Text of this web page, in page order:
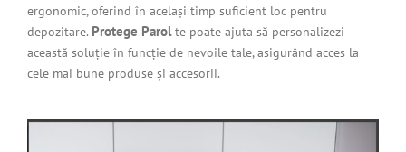
ergonomic, oferind în același timp suficient loc pentru
depozitare. Protege Parolte poate ajuta să personalizezi
această soluție în funcție de nevoile tale, asigurând acces la
cele mai bune produse și accesorii.